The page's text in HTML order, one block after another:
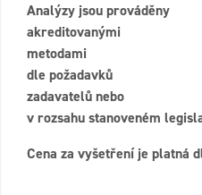
Analýzy jsou prováděny
akreditovanými
metodami
dle požadavků
zadavatelů nebo
v rozsahu stanoveném
Cena za vyšetření je platná